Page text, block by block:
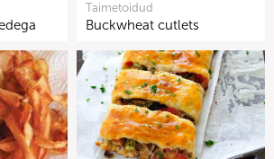
Taimetoidud
Buckwheat cutlets